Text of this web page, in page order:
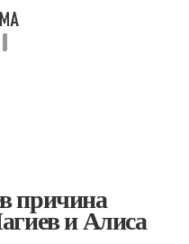
причина
и Алиса